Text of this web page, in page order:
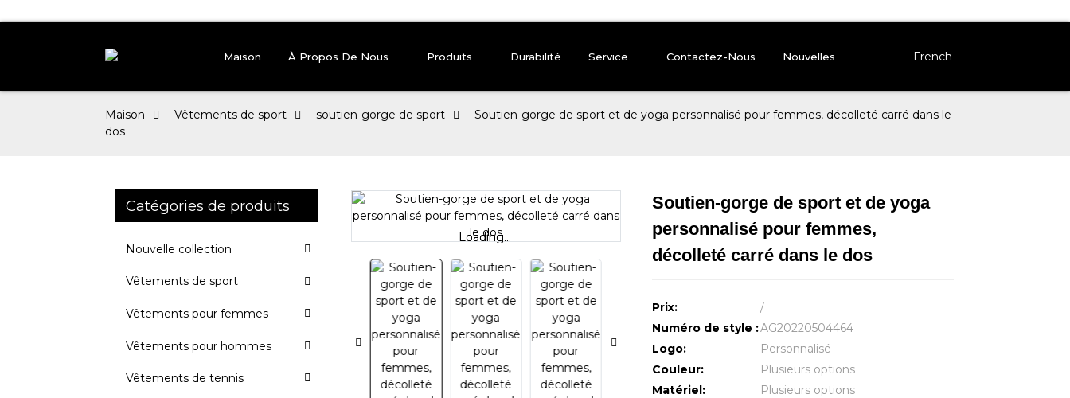
Maison À Propos De Nous Produits Durabilité Service Contactez-Nous Nouvelles French
Maison Vêtements de sport soutien-gorge de sport
Soutien-gorge de sport et de yoga personnalisé pour femmes, décolleté carré dans le
dos
Catégories de produits
Nouvelle collection
Vêtements de sport
Vêtements pour femmes
Vêtements pour hommes
Vêtements de tennis
Loading...
Loading... Loading...
Loading...
Soutien-gorge de sport et de yoga
personnalisé pour femmes,
décolleté carré dans le dos
Prix:
/
Numéro de style :AG20220504464
Logo:
Personnalisé
Couleur:
Plusieurs options
Matériel:
Plusieurs options